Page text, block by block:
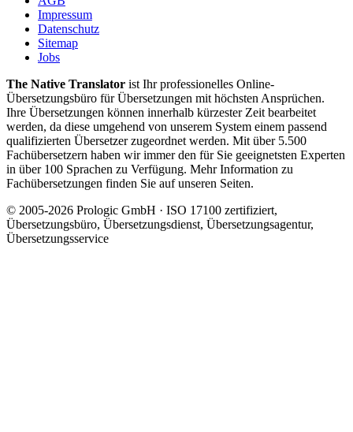
Impressum
Datenschutz
Sitemap
Jobs
The Native Translator ist Ihr professionelles Online-
Übersetzungsbüro für Übersetzungen mit höchsten Ansprüchen.
Ihre Übersetzungen können innerhalb kürzester Zeit bearbeitet
werden, da diese umgehend von unserem System einem passend
qualifizierten Übersetzer zugeordnet werden. Mit über 5.500
Fachübersetzern haben wir immer den für Sie geeignetsten Experten
in über 100 Sprachen zu Verfügung. Mehr Information zu
Fachübersetzungen finden Sie auf unseren Seiten.
© 2005-2026 Prologic GmbH · ISO 17100 zertifiziert,
Übersetzungsbüro, Übersetzungsdienst, Übersetzungsagentur,
Übersetzungsservice